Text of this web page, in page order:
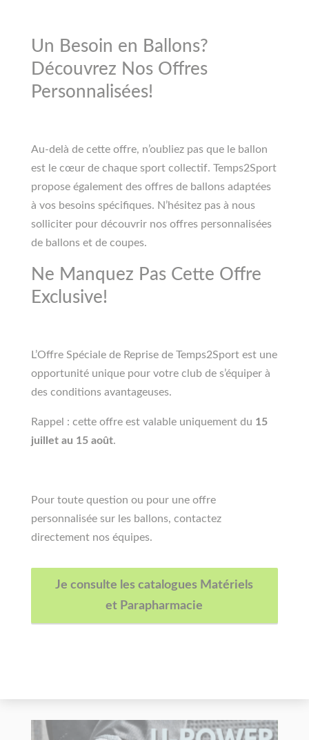
Un Besoin en Ballons?
Découvrez Nos Offres
Personnalisées!
Au-delà de cette offre, n’oubliez pas que le ballon
est le cœur de chaque sport collectif. Temps2Sport
propose également des offres de ballons adaptées
à vos besoins spécifiques. N’hésitez pas à nous
solliciter pour découvrir nos offres personnalisées
de ballons et de coupes.
Ne Manquez Pas Cette Offre
Exclusive!
L’Offre Spéciale de Reprise de Temps2Sport est une
opportunité unique pour votre club de s’équiper à
des conditions avantageuses.
Rappel : cette offre est valable uniquement du 15
juillet au 15 août.
Pour toute question ou pour une offre
personnalisée sur les ballons, contactez
directement nos équipes.
Je consulte les catalogues Matériels
et Parapharmacie